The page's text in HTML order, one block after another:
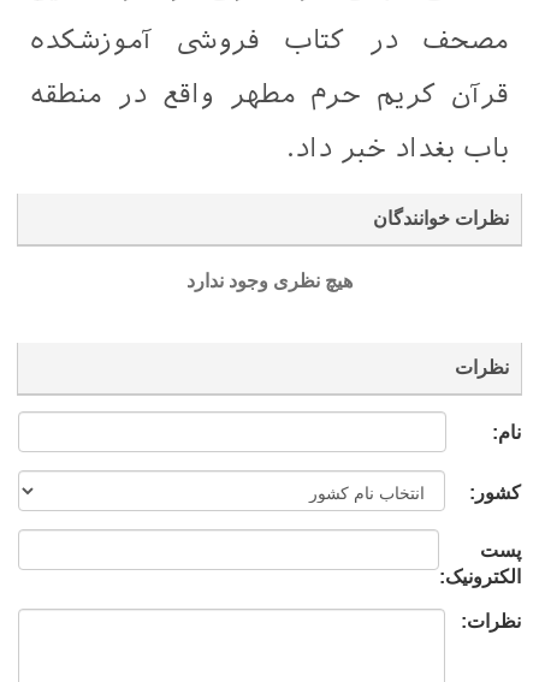
مصحف در کتاب فروشی آموزشکده
قرآن کریم حرم مطهر واقع در منطقه
باب بغداد خبر داد.
نظرات خوانندگان
هیچ نظری وجود ندارد
نظرات
نام:
کشور:
پست
الکترونیک:
نظرات: